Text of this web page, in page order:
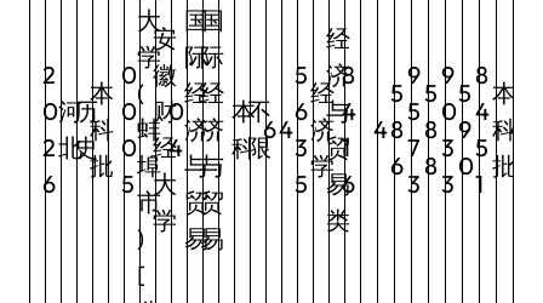
2
0
2
6
河
北
历
史
本
科
批
0
0
0
5
大
学
(
蚌
埠
市
)
[
安
徽
财
经
大
学
0
4
国
际
经
济
与
贸
易
国
际
经
济
与
贸
易
本
科
不
限
64
5
6
3
5
经
济
学
经
济
与
贸
易
类
8
4
1
6
4
5
8
6
9
5
7
3
5
8
8
9
0
3
3
5
9
0
8
4
5
1
本
科
批
4